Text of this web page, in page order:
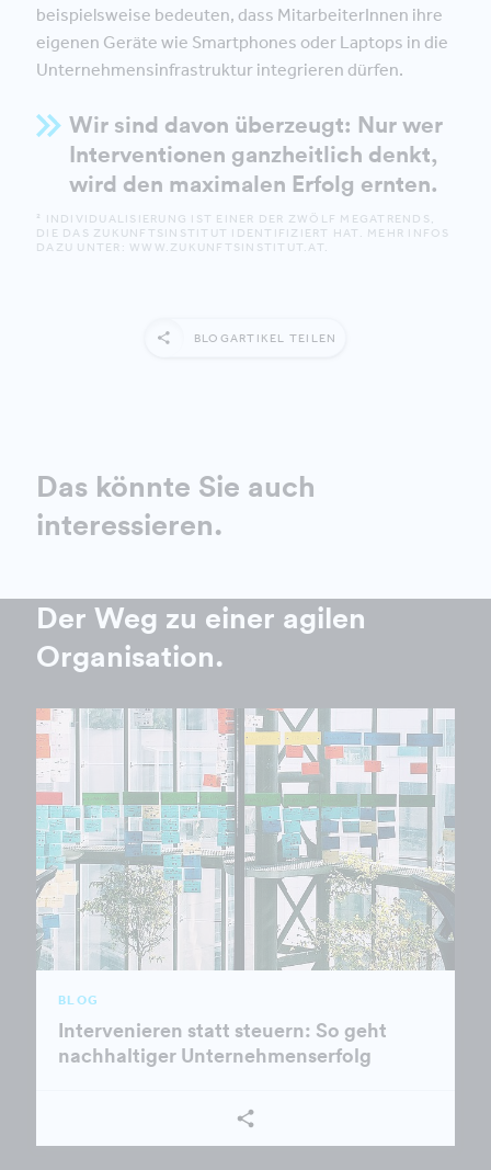
beispielsweise bedeuten, dass MitarbeiterInnen ihre
eigenen Geräte wie Smartphones oder Laptops in die
Unternehmensinfrastruktur integrieren dürfen.
Wir sind davon überzeugt: Nur wer
Interventionen ganzheitlich denkt,
wird den maximalen Erfolg ernten.
² INDIVIDUALISIERUNG IST EINER DER ZWÖLF MEGATRENDS,
DIE DAS ZUKUNFTSINSTITUT IDENTIFIZIERT HAT. MEHR INFOS
DAZU UNTER: WWW.ZUKUNFTSINSTITUT.AT.
BLOGARTIKEL TEILEN
Das könnte Sie auch
interessieren.
Der Weg zu einer agilen
Organisation.
BLOG
Intervenieren statt steuern: So geht
nachhaltiger Unternehmenserfolg